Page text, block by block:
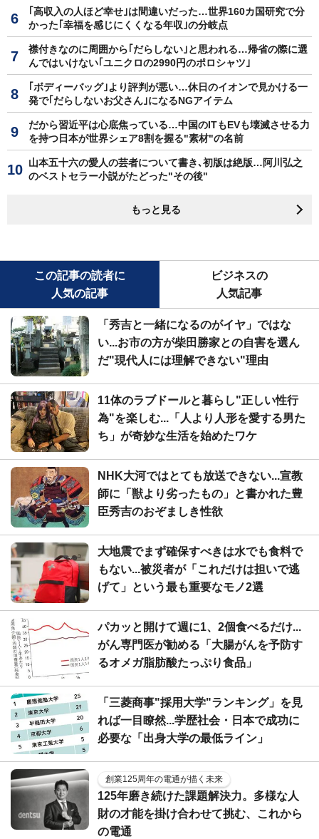
｢高収入の人ほど幸せ｣は間違いだった…世界160カ国研究で分
かった｢幸福を感じにくくなる年収｣の分岐点
襟付きなのに周囲から｢だらしない｣と思われる…帰省の際に選
んではいけない｢ユニクロの2990円のポロシャツ｣
｢ボディーバッグ｣より評判が悪い…休日のイオンで見かける一
発で｢だらしないお父さん｣になるNGアイテム
だから習近平は心底焦っている…中国のITもEVも壊滅させる力
を持つ日本が世界シェア8割を握る"素材"の名前
山本五十六の愛人の芸者について書き､初版は絶版…阿川弘之
のベストセラー小説がたどった"その後"
もっと見る
この記事の読者に
人気の記事
ビジネスの
人気記事
「秀吉と一緒になるのがイヤ」ではな
い...お市の方が柴田勝家との自害を選ん
だ"現代人には理解できない"理由
11体のラブドールと暮らし"正しい性行
為"を楽しむ...「人より人形を愛する男た
ち」が奇妙な生活を始めたワケ
NHK大河ではとても放送できない...宣教
師に「獣より劣ったもの」と書かれた豊
臣秀吉のおぞましき性欲
大地震でまず確保すべきは水でも食料で
もない...被災者が「これだけは担いで逃
げて」という最も重要なモノ2選
パカッと開けて週に1、2個食べるだけ...
がん専門医が勧める「大腸がんを予防す
るオメガ脂肪酸たっぷり食品」
「三菱商事"採用大学"ランキング」を見
れば一目瞭然...学歴社会・日本で成功に
必要な「出身大学の最低ライン」
創業125周年の電通が描く未来
125年磨き続けた課題解決力。多様な人
財の才能を掛け合わせて挑む、これから
の電通